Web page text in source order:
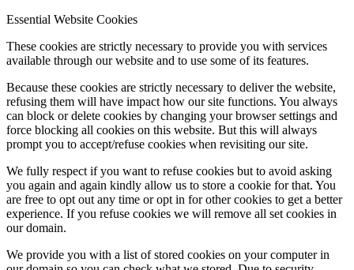
Essential Website Cookies
These cookies are strictly necessary to provide you with services
available through our website and to use some of its features.
Because these cookies are strictly necessary to deliver the website,
refusing them will have impact how our site functions. You always
can block or delete cookies by changing your browser settings and
force blocking all cookies on this website. But this will always
prompt you to accept/refuse cookies when revisiting our site.
We fully respect if you want to refuse cookies but to avoid asking
you again and again kindly allow us to store a cookie for that. You
are free to opt out any time or opt in for other cookies to get a better
experience. If you refuse cookies we will remove all set cookies in
our domain.
We provide you with a list of stored cookies on your computer in